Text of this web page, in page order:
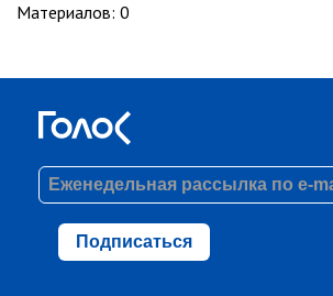
Материалов: 0
Подписаться